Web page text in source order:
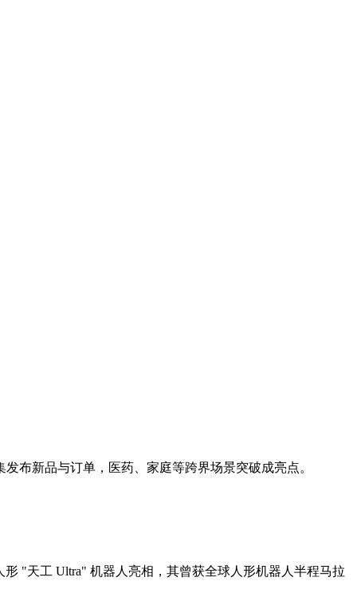
布新品与订单，医药、家庭等跨界场景突破成亮点。
"天工 Ultra" 机器人亮相，其曾获全球人形机器人半程马拉